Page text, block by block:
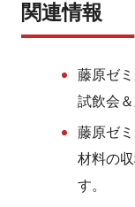
関連情報
藤原ゼ
試飲会
藤原ゼ
材料の
す。